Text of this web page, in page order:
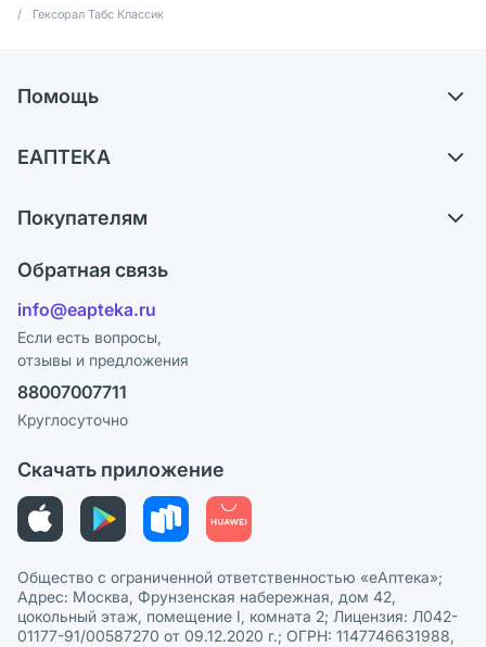
/
Гексорал Табс Классик
Помощь
Обмен и возврат
Блог
ЕАПТЕКА
Карьера
Поставщики
Лицензия
Реклама на сайте
Ваши товары на ЕАПТЕКЕ
Покупателям
Программа СберСпасибо
Политика конфиденциальности
Пользовательское соглашение
Политика рекомендаций
Этика и соответствие
Политика в отношении обработки персональных данных
Обратная связь
info@eapteka.ru
Если есть вопросы,
отзывы и предложения
88007007711
Круглосуточно
Скачать приложение
Общество с ограниченной ответственностью «еАптека»;
Адрес: Москва, Фрунзенская набережная, дом 42,
цокольный этаж, помещение I, комната 2; Лицензия: Л042-
01177-91/00587270 от 09.12.2020 г.; ОГРН: 1147746631988,